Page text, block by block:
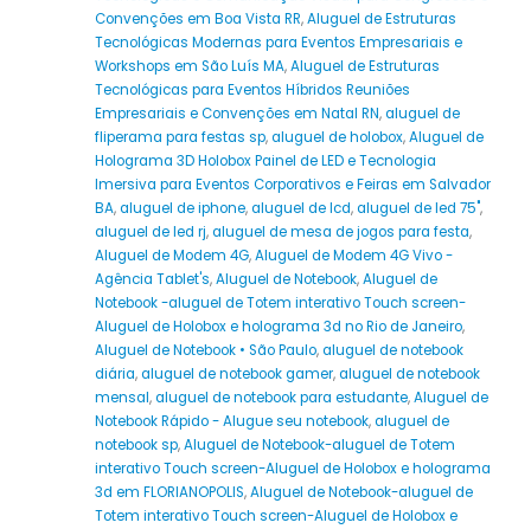
Convenções em Boa Vista RR,Aluguel de Estruturas
Tecnológicas Modernas para Eventos Empresariais e
Workshops em São Luís MA,Aluguel de Estruturas
Tecnológicas para Eventos Híbridos Reuniões
Empresariais e Convenções em Natal RN,aluguel de
fliperama para festas sp,aluguel de holobox,Aluguel de
Holograma 3D Holobox Painel de LED e Tecnologia
Imersiva para Eventos Corporativos e Feiras em Salvador
BA,aluguel de iphone,aluguel de lcd,aluguel de led 75",
aluguel de led rj,aluguel de mesa de jogos para festa,
Aluguel de Modem 4G,Aluguel de Modem 4G Vivo -
Agência Tablet's,Aluguel de Notebook,Aluguel de
Notebook -aluguel de Totem interativo Touch screen-
Aluguel de Holobox e holograma 3d no Rio de Janeiro,
Aluguel de Notebook • São Paulo,aluguel de notebook
diária,aluguel de notebook gamer,aluguel de notebook
mensal,aluguel de notebook para estudante,Aluguel de
Notebook Rápido - Alugue seu notebook,aluguel de
notebook sp,Aluguel de Notebook-aluguel de Totem
interativo Touch screen-Aluguel de Holobox e holograma
3d em FLORIANOPOLIS,Aluguel de Notebook-aluguel de
Totem interativo Touch screen-Aluguel de Holobox e